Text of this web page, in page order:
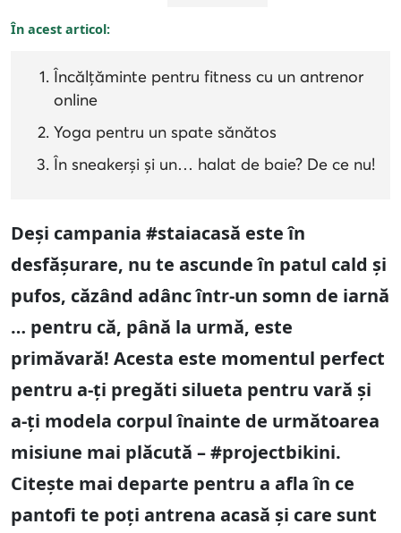
În acest articol:
Încălțăminte pentru fitness cu un antrenor
online
Yoga pentru un spate sănătos
În sneakerși și un… halat de baie? De ce nu!
Deși campania #staiacasă este în
desfășurare, nu te ascunde în patul cald și
pufos, căzând adânc într-un somn de iarnă
… pentru că, până la urmă, este
primăvară! Acesta este momentul perfect
pentru a-ți pregăti silueta pentru vară și
a-ți modela corpul înainte de următoarea
misiune mai plăcută – #projectbikini.
Citește mai departe pentru a afla în ce
pantofi te poți antrena acasă și care sunt